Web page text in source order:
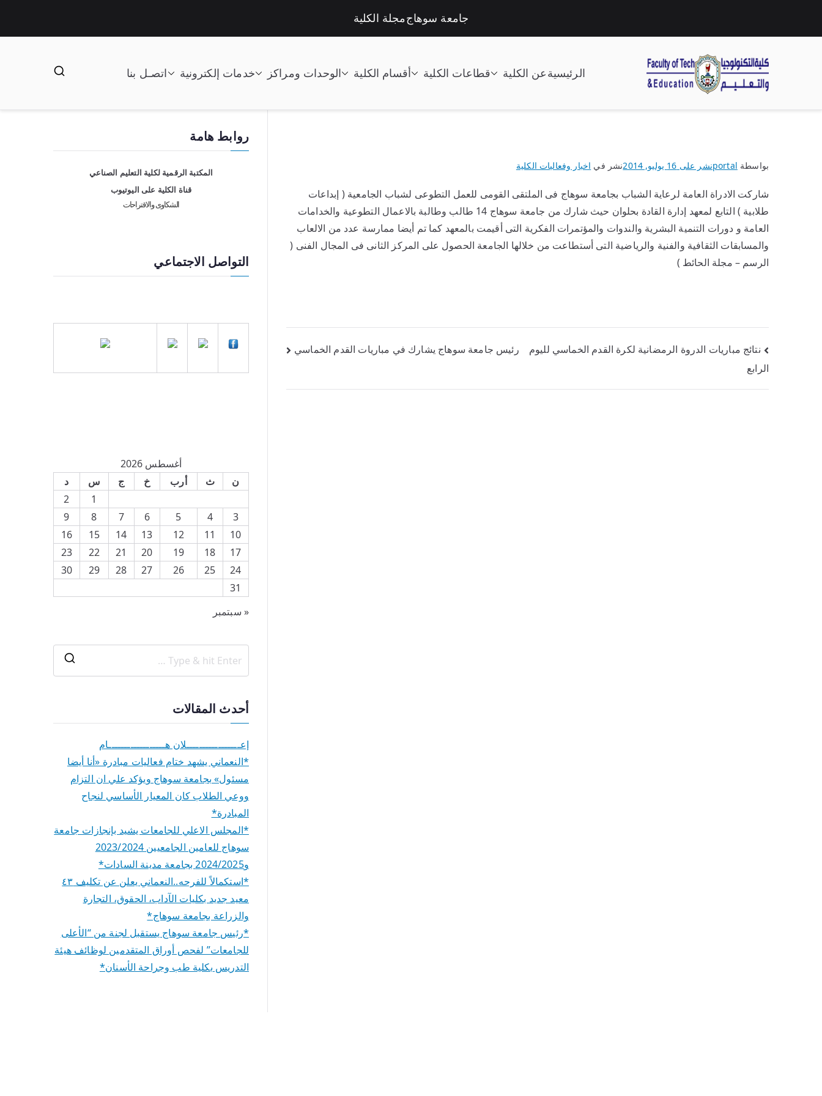
جامعة سوهاجمجلة الكلية
الرئيسية عن الكلية قطاعات الكلية أقسام الكلية الوحدات ومراكز خدمات إلكترونية اتصـل بنا
بواسطة portalنشر على 16 يوليو, 2014 نشر في اخبار وفعاليات الكلية
شاركت الادراة العامة لرعاية الشباب بجامعة سوهاج فى الملتقى القومى للعمل التطوعى لشباب الجامعية ( إبداعات
طلابية ) التابع لمعهد إدارة القادة بحلوان حيث شارك من جامعة سوهاج 14 طالب وطالبة بالاعمال التطوعية والخدامات
العامة و دورات التنمية البشرية والندوات والمؤتمرات الفكرية التى أقيمت بالمعهد كما تم أيضا ممارسة عدد من الالعاب
والمسابقات الثقافية والفنية والرياضية التى أستطاعت من خلالها الجامعة الحصول على المركز الثانى فى المجال الفنى (
الرسم – مجلة الحائط )
نتائج مباريات الدروة الرمضانية لكرة القدم الخماسي لليوم
الرابع
رئيس جامعة سوهاج يشارك في مباريات القدم الخماسي
روابط هامة
المكتبة الرقمية لكلية التعليم الصناعي
قناة الكلية على اليوتيوب
الشكاوى والاقتراحات
التواصل الاجتماعي
أغسطس 2026
ن
ث أرب خ ج س
د
1
2
3
4
5
6
7
8
9
10
11
12
13
14
15
16
17
18
19
20
21
22
23
24
25
26
27
28
29
30
31
« سبتمبر
أحدث المقالات
إعـــــــــــــــــلان هــــــــــــــــــام
*النعماني يشهد ختام فعاليات مبادرة «أنا أيضا
مسئول» بجامعة سوهاج ويؤكد علي ان التزام
ووعي الطلاب كان المعيار الأساسي لنجاح
المبادرة*
*المجلس الاعلي للجامعات يشيد بإنجازات جامعة
سوهاج للعامين الجامعيين 2023/2024
و2024/2025 بجامعة مدينة السادات*
*استكمالاً للفرحه..النعماني يعلن عن تكليف ٤٣
معيد جديد بكليات الآداب، الحقوق، التجارة
والزراعة بجامعة سوهاج*
*رئيس جامعة سوهاج يستقبل لجنة من “الأعلى
للجامعات” لفحص أوراق المتقدمين لوظائف هيئة
التدريس بكلية طب وجراحة الأسنان*